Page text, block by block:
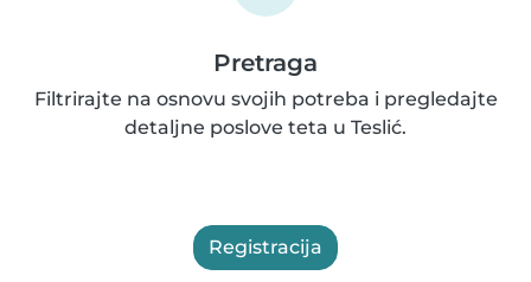
Pretraga
Filtrirajte na osnovu svojih potreba i pregledajte
detaljne poslove teta u Teslić.
Registracija